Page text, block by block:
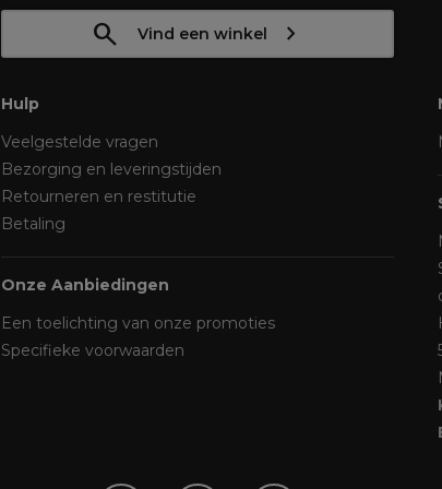
Vind een winkel
Hulp
Veelgestelde vragen
Bezorging en leveringstijden
Retourneren en restitutie
Betaling
Onze Aanbiedingen
Een toelichting van onze promoties
Specifieke voorwaarden